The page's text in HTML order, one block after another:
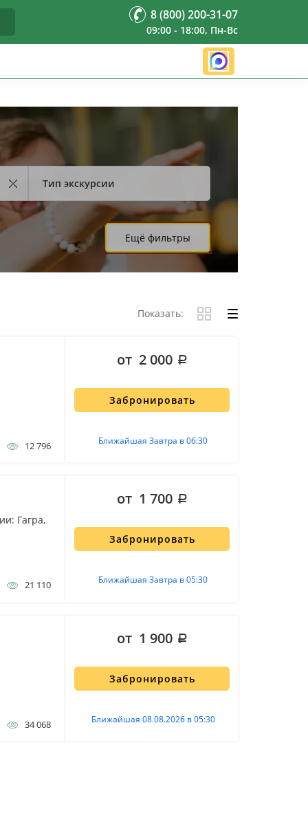
8 (800) 200-31-07
09:00 - 18:00, Пн-Вс
Тип экскурсии
Ещё фильтры
Показать:
12 796
Забронировать
Ближайшая Завтра в 06:30
от 2 000
Гагра,
21 110
Забронировать
Ближайшая Завтра в 05:30
от 1 700
34 068
Забронировать
Ближайшая 08.08.2026 в 05:30
от 1 900